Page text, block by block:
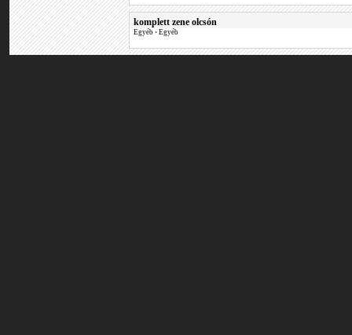
komplett zene olcsón
Egyéb • Egyéb